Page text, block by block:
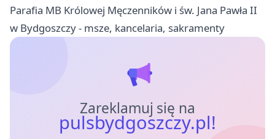
Parafia MB Królowej Męczenników i św. Jana Pawła II
w Bydgoszczy - msze, kancelaria, sakramenty
Zareklamuj się na
pulsbydgoszczy.pl!